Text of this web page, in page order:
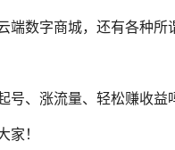
数字商城，还有各种所
号、涨流量、轻松赚收益
家！